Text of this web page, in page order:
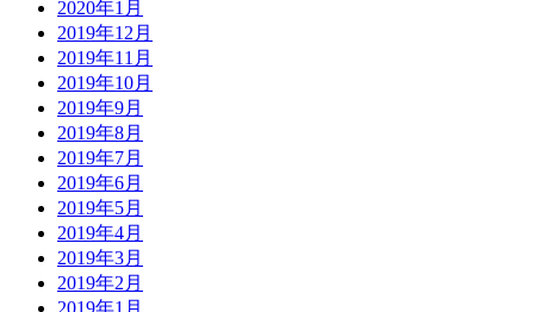
2020年1月
2019年12月
2019年11月
2019年10月
2019年9月
2019年8月
2019年7月
2019年6月
2019年5月
2019年4月
2019年3月
2019年2月